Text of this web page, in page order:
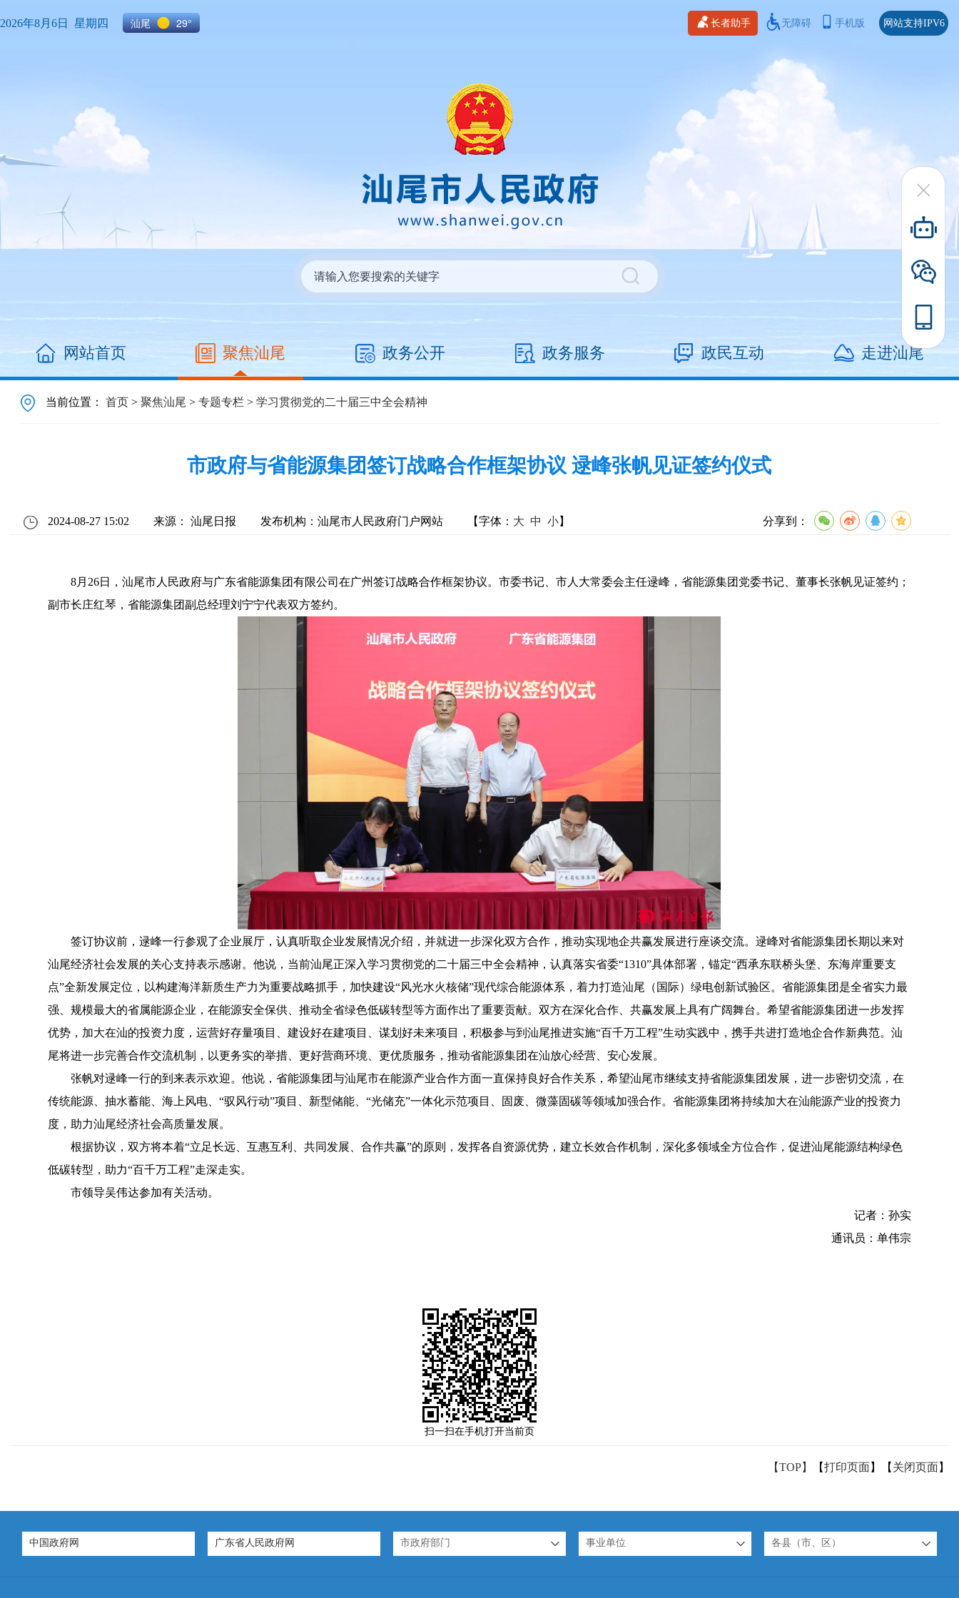
2026年8月6日 星期四 汕尾 29° 长者助手 无障碍 手机版 网站支持IPV6
网站首页 聚焦汕尾 政务公开 政务服务 政民互动 走进汕尾
当前位置：首页 >聚焦汕尾 >专题专栏 >学习贯彻党的二十届三中全会精神
市政府与省能源集团签订战略合作框架协议 逯峰张帆见证签约仪式
2024-08-27 15:02 来源： 汕尾日报 发布机构：汕尾市人民政府门户网站 【字体： 大 中 小】 分享到：
8月26日，汕尾市人民政府与广东省能源集团有限公司在广州签订战略合作框架协议。市委书记、市人大常委会主任逯峰，省能源集团党委书记、董事长张帆见证签约；
副市长庄红琴，省能源集团副总经理刘宁宁代表双方签约。
签订协议前，逯峰一行参观了企业展厅，认真听取企业发展情况介绍，并就进一步深化双方合作，推动实现地企共赢发展进行座谈交流。逯峰对省能源集团长期以来对
汕尾经济社会发展的关心支持表示感谢。他说，当前汕尾正深入学习贯彻党的二十届三中全会精神，认真落实省委“1310”具体部署，锚定“西承东联桥头堡、东海岸重要支
点”全新发展定位，以构建海洋新质生产力为重要战略抓手，加快建设“风光水火核储”现代综合能源体系，着力打造汕尾（国际）绿电创新试验区。省能源集团是全省实力最
强、规模最大的省属能源企业，在能源安全保供、推动全省绿色低碳转型等方面作出了重要贡献。双方在深化合作、共赢发展上具有广阔舞台。希望省能源集团进一步发挥
优势，加大在汕的投资力度，运营好存量项目、建设好在建项目、谋划好未来项目，积极参与到汕尾推进实施“百千万工程”生动实践中，携手共进打造地企合作新典范。汕
尾将进一步完善合作交流机制，以更务实的举措、更好营商环境、更优质服务，推动省能源集团在汕放心经营、安心发展。
张帆对逯峰一行的到来表示欢迎。他说，省能源集团与汕尾市在能源产业合作方面一直保持良好合作关系，希望汕尾市继续支持省能源集团发展，进一步密切交流，在
传统能源、抽水蓄能、海上风电、“驭风行动”项目、新型储能、“光储充”一体化示范项目、固废、微藻固碳等领域加强合作。省能源集团将持续加大在汕能源产业的投资力
度，助力汕尾经济社会高质量发展。
根据协议，双方将本着“立足长远、互惠互利、共同发展、合作共赢”的原则，发挥各自资源优势，建立长效合作机制，深化多领域全方位合作，促进汕尾能源结构绿色
低碳转型，助力“百千万工程”走深走实。
市领导吴伟达参加有关活动。
记者：孙实
通讯员：单伟宗
扫一扫在手机打开当前页
【TOP】 【打印页面】【 关闭页面】
中国政府网 广东省人民政府网 市政府部门 事业单位 各县（市、区）